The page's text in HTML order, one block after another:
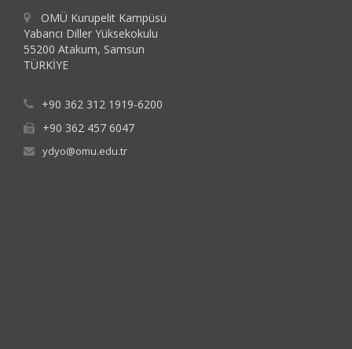
OMÜ Kurupelit Kampüsü
Yabancı Diller Yüksekokulu
55200 Atakum, Samsun
TÜRKİYE
+90 362 312 1919-6200
+90 362 457 6047
ydyo@omu.edu.tr